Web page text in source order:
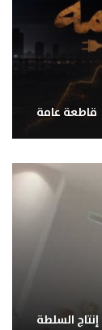
قاطعة عامة
السلطة